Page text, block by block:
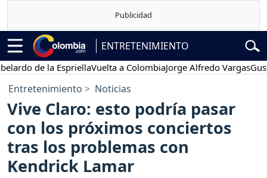
ENTRETENIMIENTO
de la EspriellaVuelta a ColombiaJorge Alfredo VargasGustavo
Entretenimiento Noticias
Vive Claro: esto podría pasar
con los próximos conciertos
tras los problemas con
Kendrick Lamar